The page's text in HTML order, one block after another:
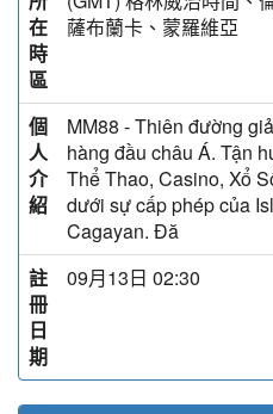
在
時
區
薩布蘭卡、蒙羅維亞
個
人
介
紹
MM88 - Thiên đường
hàng đầu châu Á. Tận
Thể Thao, Casino, Xổ
dưới sự cấp phép của
Cagayan. Đă
註
冊
日
期
09月13日 02:30